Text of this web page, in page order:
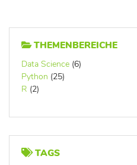
THEMENBEREICHE
Data Science (6)
Python (25)
R (2)
TAGS